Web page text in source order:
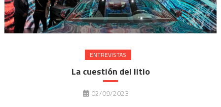
ENTREVISTAS
La cuestión del litio
02/09/2023